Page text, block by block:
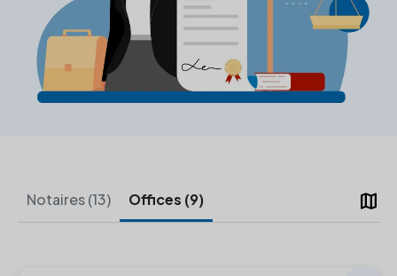
map
Notaires (13) Offices (9)